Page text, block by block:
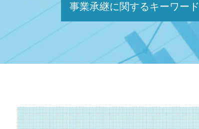
所得拡大促進税制 とは
小規模企業者
中小企業経営力強化資金 とは
経営 計画 作り方
認定経営革新等支援 機関 一覧
キャッシュフロー 考え方
事業承継に関するキーワード
株式譲渡 手続き
自己 株式 とは
企業 提携 とは
業務 提携 とは